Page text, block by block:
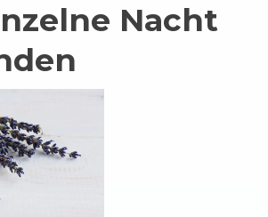
Nacht